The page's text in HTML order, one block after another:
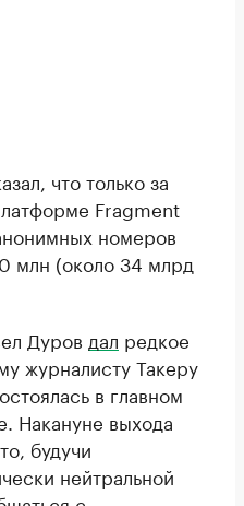
что только за
Fragment
номеров
млн (около 34 млрд
Дуров дал редкое
журналисту Такеру
в главном
Накануне выхода
будучи
нейтральной